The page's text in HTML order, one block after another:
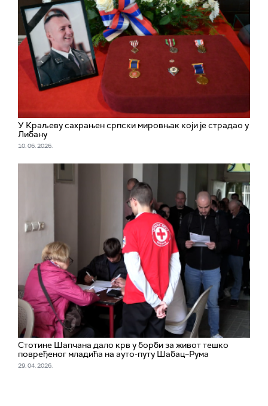
У Краљеву сахрањен српски мировњак који је страдао у
Либану
10. 06. 2026.
Стотине Шапчана дало крв у борби за живот тешко
повређеног младића на ауто-путу Шабац–Рума
29. 04. 2026.